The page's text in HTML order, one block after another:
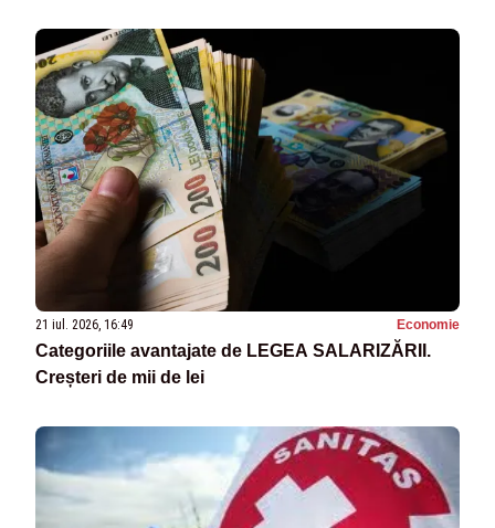
21 iul. 2026, 16:49 Economie
Categoriile avantajate de LEGEA SALARIZĂRII.
Creșteri de mii de lei